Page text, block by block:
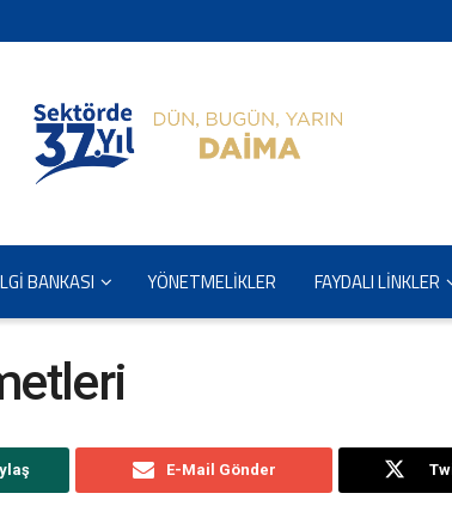
BANKASI YÖNETMELİKLER FAYDALI LİNKLER
E-Mail Gönder